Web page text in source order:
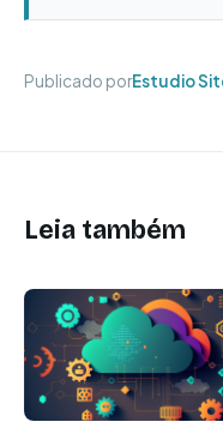
Publicado porEstudio
Leia também